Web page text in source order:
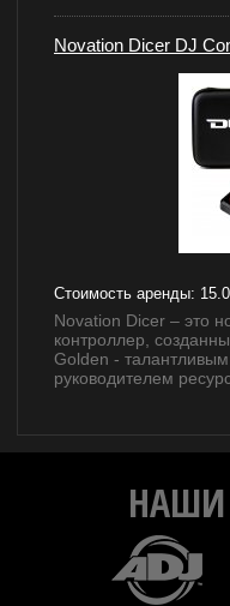
Novation Dicer DJ
Стоимость аренды:
Novation Dicer – это
контроллер,
Golden -
руководителем
НАШИ